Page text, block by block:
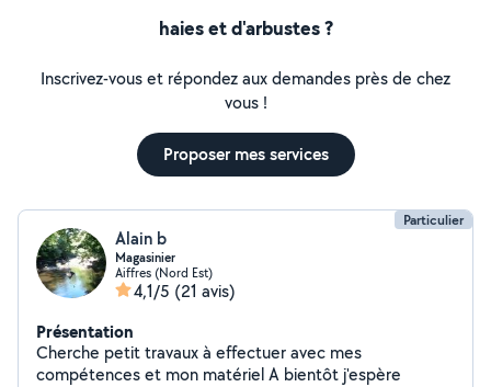
haies et d'arbustes ?
Inscrivez-vous et répondez aux demandes près de chez
vous !
Proposer mes services
Particulier
Alain b
Magasinier
Aiffres (Nord Est)
4,1/5 (21 avis)
Présentation
Cherche petit travaux à effectuer avec mes
compétences et mon matériel A bientôt j'espère